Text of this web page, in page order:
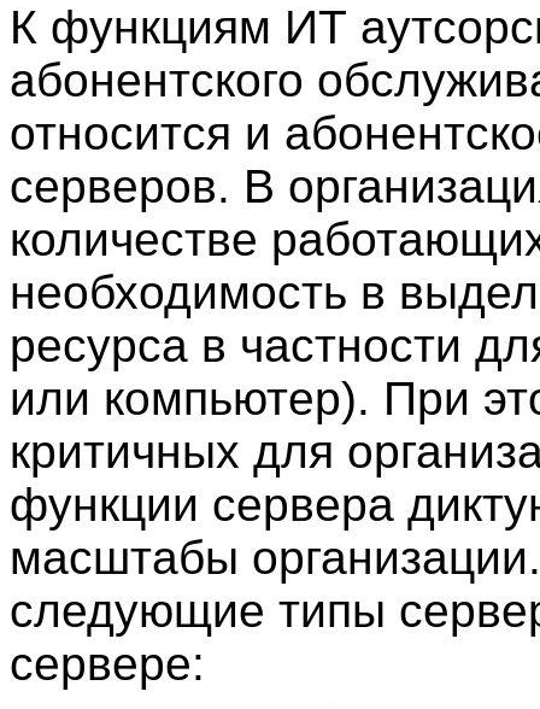
К функциям ИТ
абонентского
относится и
серверов. В
количестве
необходимость в
ресурса в частности
или компьютер). При
критичных для
функции сервера
масштабы
следующие типы
сервере: